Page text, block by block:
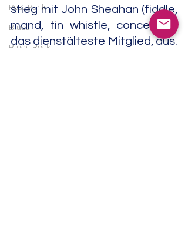
Post Punk
Blues
Blues Rock
stieg mit John Sheahan (fiddle,
mand, tin whistle, concertina)
das dienstälteste Mitglied, aus.